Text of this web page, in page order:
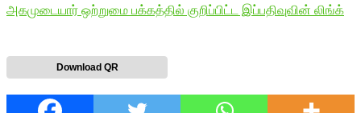
அகமுடையார் ஒற்றுமை பக்கத்தில் குறிப்பிட்ட இப்பதிவுவின் லிங்க்
Download QR